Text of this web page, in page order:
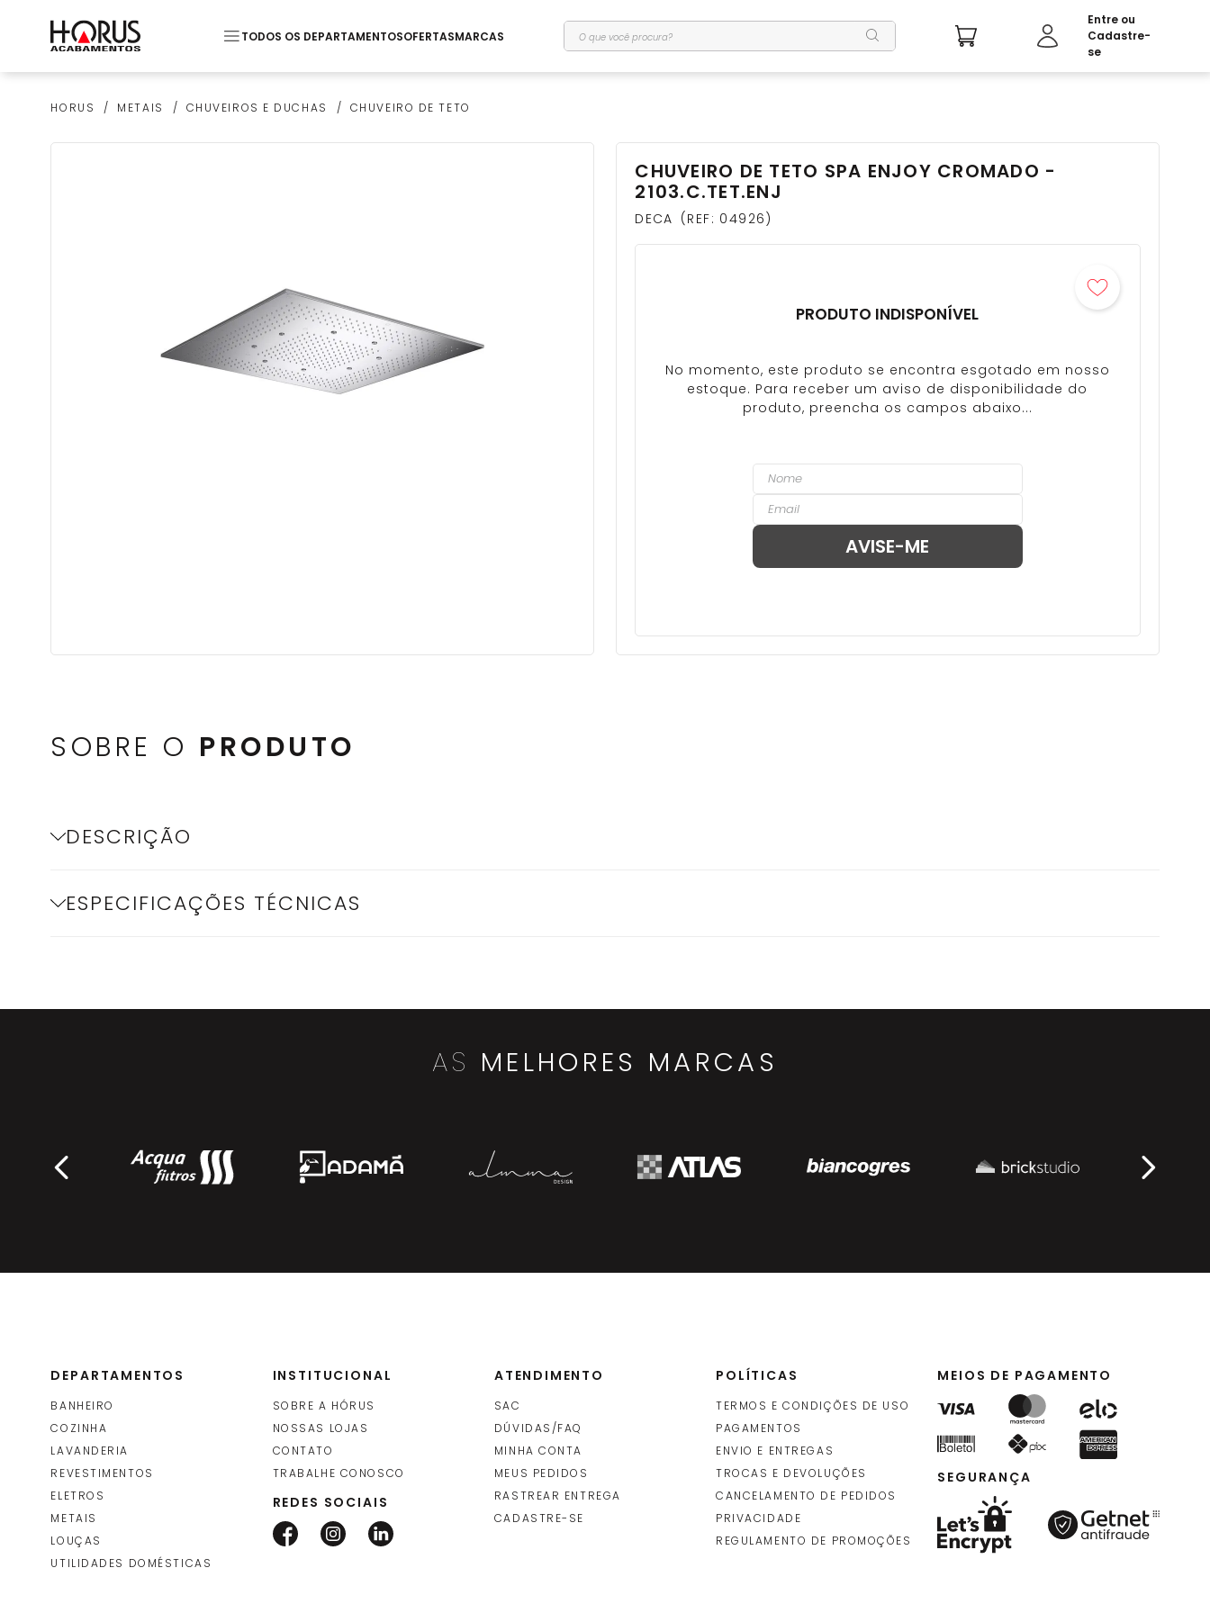
TODOS OS DEPARTAMENTOSOFERTASMARCAS O que você procura?
HORUS METAIS CHUVEIROS E DUCHAS CHUVEIRO DE TETO
CHUVEIRO DE TETO SPA ENJOY CROMADO -
2103.C.TET.ENJ
DECA REF: 04926
PRODUTO INDISPONÍVEL
SOBRE O PRODUTO
DESCRIÇÃO
ESPECIFICAÇÕES TÉCNICAS
AS MELHORES MARCAS
DEPARTAMENTOS
BANHEIRO
COZINHA
LAVANDERIA
REVESTIMENTOS
ELETROS
METAIS
LOUÇAS
UTILIDADES DOMÉSTICAS
INSTITUCIONAL
SOBRE A HÓRUS
NOSSAS LOJAS
CONTATO
TRABALHE CONOSCO
REDES SOCIAIS
ATENDIMENTO
SAC
DÚVIDAS/FAQ
MINHA CONTA
MEUS PEDIDOS
RASTREAR ENTREGA
CADASTRE-SE
POLÍTICAS
TERMOS E CONDIÇÕES DE USO
PAGAMENTOS
ENVIO E ENTREGAS
TROCAS E DEVOLUÇÕES
CANCELAMENTO DE PEDIDOS
PRIVACIDADE
REGULAMENTO DE PROMOÇÕES
MEIOS DE PAGAMENTO
SEGURANÇA